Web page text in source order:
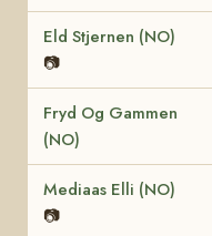
Eld Stjernen (NO)
📷
Fryd Og Gammen
(NO)
Mediaas Elli (NO)
📷